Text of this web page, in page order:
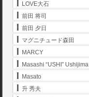
LOVE大石
前田 将司
前田 夕日
マグニチュード森田
MARCY
Masashi “USHI” Ushijima
Masato
升 秀夫